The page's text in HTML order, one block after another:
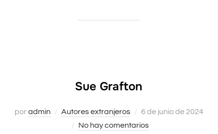
Sue Grafton
poradmin Autores extranjeros
Publicado
el
6 de junio de 2024
No hay comentarios